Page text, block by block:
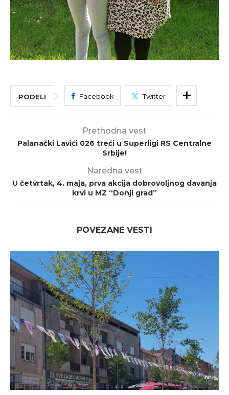
PODELI Facebook Twitter
Prethodna vest
Palanački Lavići 026 treći u Superligi RS Centralne
Srbije!
Naredna vest
U četvrtak, 4. maja, prva akcija dobrovoljnog davanja
krvi u MZ “Donji grad”
POVEZANE VESTI